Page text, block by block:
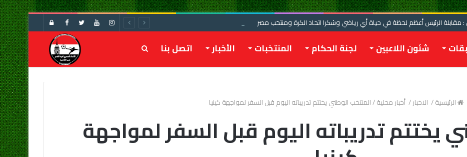
الرئيس أعظم لحظة في حياة أي رياضي وشكرا اتحاد الكرة ومنتخب مصر
تسجيل
شئون اللاعبين لجنة الحكام المنتخبات الأخبار اتصل بنا بحث
عن
الرئيسية/ الاخبار/ أخبار محلية/المنتخب الوطني يختتم تدريباته اليوم قبل السفر لمواجهة كينيا
يختتم تدريباته اليوم قبل السفر لمواجهة